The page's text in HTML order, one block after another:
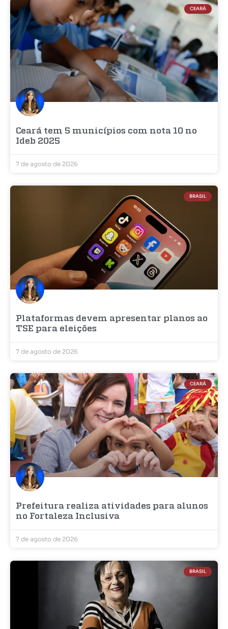
CEARÁ
Ceará tem 5 municípios com nota 10 no
Ideb 2025
7 de agosto de 2026
BRASIL
Plataformas devem apresentar planos ao
TSE para eleições
7 de agosto de 2026
CEARÁ
Prefeitura realiza atividades para alunos
no Fortaleza Inclusiva
7 de agosto de 2026
BRASIL